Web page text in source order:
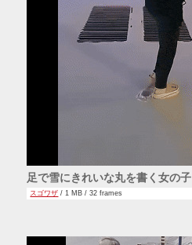
足で雪にきれいな丸を書く女の子
スゴワザ / 1 MB / 32 frames